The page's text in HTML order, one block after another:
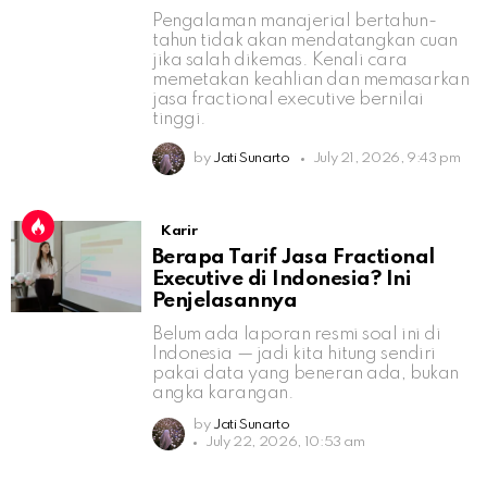
Pengalaman manajerial bertahun-
tahun tidak akan mendatangkan cuan
jika salah dikemas. Kenali cara
memetakan keahlian dan memasarkan
jasa fractional executive bernilai
tinggi.
by Jati Sunarto July 21, 2026, 9:43 pm
Karir
Berapa Tarif Jasa Fractional
Executive di Indonesia? Ini
Penjelasannya
Belum ada laporan resmi soal ini di
Indonesia — jadi kita hitung sendiri
pakai data yang beneran ada, bukan
angka karangan.
by Jati Sunarto
July 22, 2026, 10:53 am